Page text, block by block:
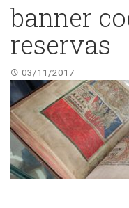
banner
reservas
03/11/2017